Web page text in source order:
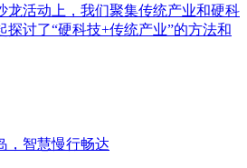
龙活动上，我们聚集传统产业和硬科
探讨了“硬科技+传统产业”的方法和
，智慧慢行畅达